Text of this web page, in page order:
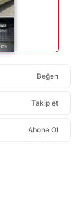
Beğen
Takip et
Abone Ol